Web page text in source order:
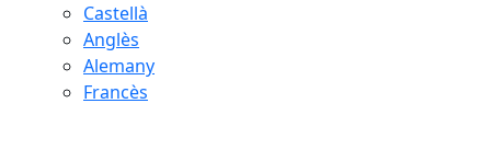
Castellà
Anglès
Alemany
Francès